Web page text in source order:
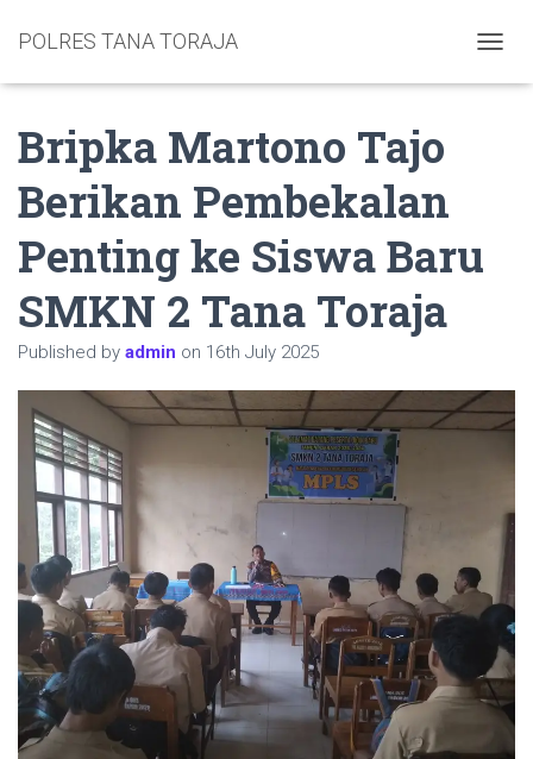
POLRES TANA TORAJA
Bripka Martono Tajo
Berikan Pembekalan
Penting ke Siswa Baru
SMKN 2 Tana Toraja
Published by admin on 16th July 2025